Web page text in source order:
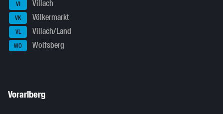
VI Villach
VK Völkermarkt
VL Villach/Land
WO Wolfsberg
Vorarlberg